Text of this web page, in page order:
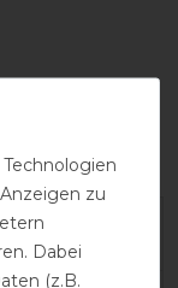
zu
Dabei
(z.B.